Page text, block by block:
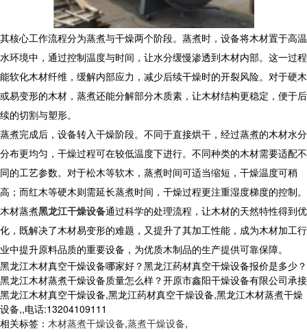
其核心工作流程分为蒸煮与干燥两个阶段。蒸煮时，设备将木材置于高温
水环境中，通过控制温度与时间，让水分缓慢渗透到木材内部。这一过程
能软化木材纤维，缓解内部应力，减少后续干燥时的开裂风险。对于硬木
或易变形的木材，蒸煮还能分解部分木质素，让木材结构更稳定，便于后
续的切割与塑形。
蒸煮完成后，设备转入干燥阶段。不同于直接烘干，经过蒸煮的木材水分
分布更均匀，干燥过程可在较低温度下进行。不同种类的木材需要适配不
同的工艺参数。对于松木等软木，蒸煮时间可适当缩短，干燥温度可稍
高；而红木等硬木则需延长蒸煮时间，干燥过程更注重湿度梯度的控制。
木材蒸煮黑龙江干燥设备通过科学的处理流程，让木材的天然特性得到优
化，既解决了木材易变形的难题，又提升了其加工性能，成为木材加工行
业中提升原料品质的重要设备，为优质木制品的生产提供可靠保障。
黑龙江木材真空干燥设备哪家好？黑龙江药材真空干燥设备报价是多少？
黑龙江木材蒸煮干燥设备质量怎么样？开原市鑫阳干燥设备有限公司承接
黑龙江木材真空干燥设备,黑龙江药材真空干燥设备,黑龙江木材蒸煮干燥
设备,,电话:13204109111
相关标签： 木材蒸煮干燥设备,蒸煮干燥设备,